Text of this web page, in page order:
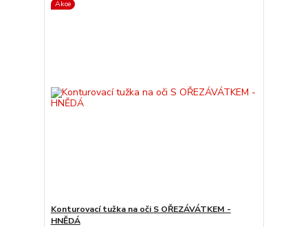
Akce
Konturovací tužka na oči S OŘEZÁVÁTKEM -
HNĚDÁ